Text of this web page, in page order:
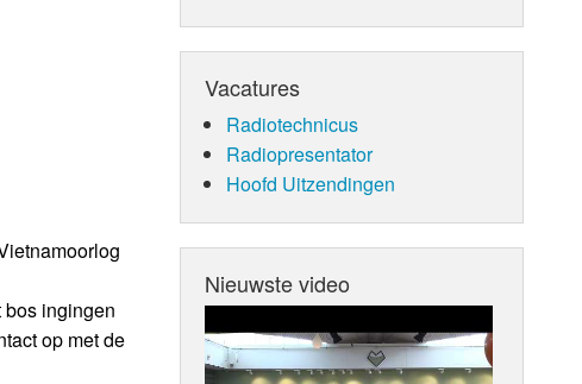
ingingen
op met de
Vacatures
Radiotechnicus
Radiopresentator
Hoofd Uitzendingen
Nieuwste video